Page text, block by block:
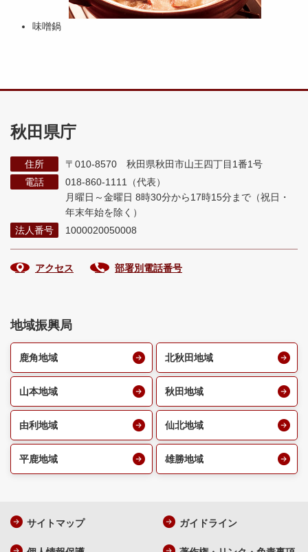
味噌鍋
秋田県庁
住所
〒010-8570 秋田県秋田市山王四丁目1番1号
電話
018-860-1111（代表）
月曜日～金曜日 8時30分から17時15分まで （祝日・
年末年始を除く）
法人番号
1000020050008
アクセス 部署別電話番号
地域振興局
鹿角地域 北秋田地域
山本地域 秋田地域
由利地域 仙北地域
平鹿地域 雄勝地域
サイトマップ ガイドライン